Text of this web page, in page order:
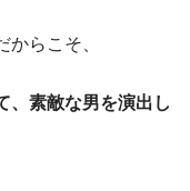
からこそ、
、素敵な男を演出し